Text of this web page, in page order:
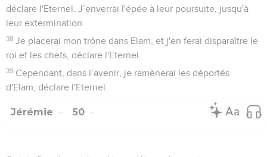
déclare l'Eternel. J’enverrai l'épée à leur poursuite, jusqu'à
leur extermination.
38 Je placerai mon trône dans Elam, et j'en ferai disparaître le
roi et les chefs, déclare l'Eternel.
39 Cependant, dans l’avenir, je ramènerai les déportés
d'Elam, déclare l'Eternel.
Jérémie 50